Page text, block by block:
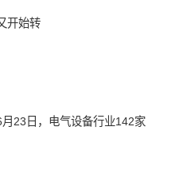
开始转
23日，电气设备行业142家